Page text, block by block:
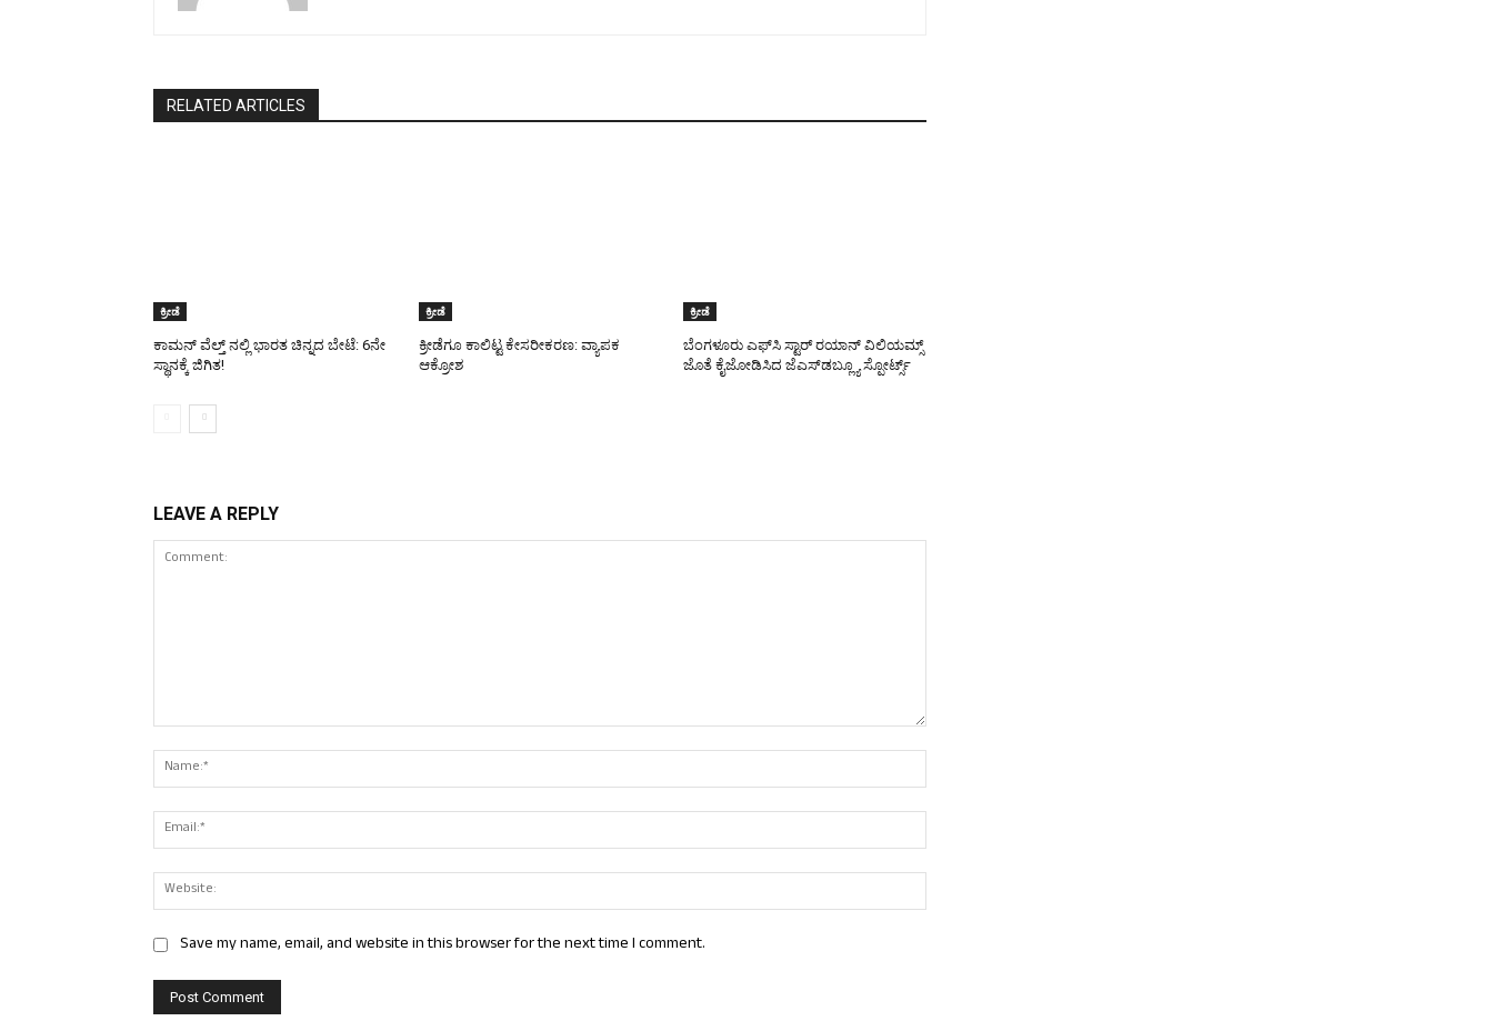
RELATED ARTICLES
ಕ್ರೀಡೆ
ಕಾಮನ್ ವೆಲ್ತ್ ನಲ್ಲಿ ಭಾರತ ಚಿನ್ನದ ಬೇಟೆ: 6ನೇ
ಸ್ಥಾನಕ್ಕೆ ಜಿಗಿತ!
ಕ್ರೀಡೆ
ಕ್ರೀಡೆಗೂ ಕಾಲಿಟ್ಟ ಕೇಸರೀಕರಣ: ವ್ಯಾಪಕ
ಆಕ್ರೋಶ
ಕ್ರೀಡೆ
ಬೆಂಗಳೂರು ಎಫ್‌ಸಿ ಸ್ಟಾರ್ ರಯಾನ್ ವಿಲಿಯಮ್ಸ್
ಜೊತೆ ಕೈಜೋಡಿಸಿದ ಜೆಎಸ್‌ಡಬ್ಲ್ಯೂ ಸ್ಪೋರ್ಟ್ಸ್
LEAVE A REPLY
Save my name, email, and website in this browser for the next time I comment.